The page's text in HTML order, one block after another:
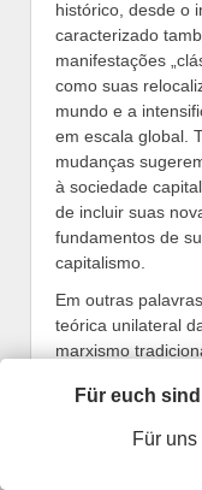
histórico, desde o
caracterizado
manifestações
como suas
mundo e a
em escala global.
mudanças
à sociedade
de incluir suas
fundamentos de
capitalismo.
Em outras
teórica unilateral
marxismo
intercapitalistas
evolução do
Estado
Für euch
Für uns